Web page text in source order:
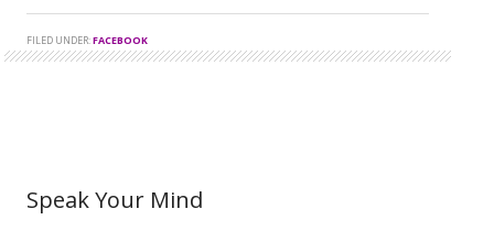
FILED UNDER:FACEBOOK
Speak Your Mind